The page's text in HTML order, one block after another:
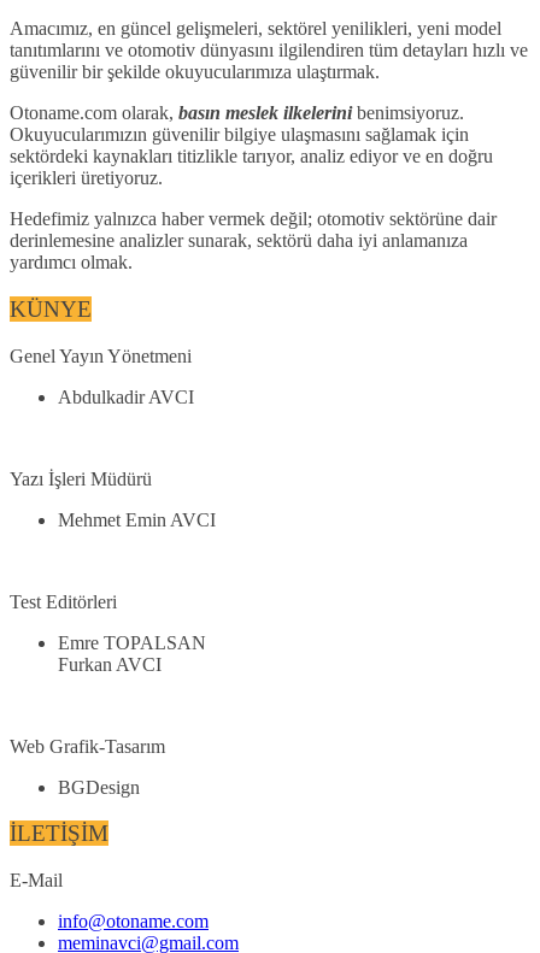
Amacımız, en güncel gelişmeleri, sektörel yenilikleri, yeni model
tanıtımlarını ve otomotiv dünyasını ilgilendiren tüm detayları hızlı ve
güvenilir bir şekilde okuyucularımıza ulaştırmak.
Otoname.com olarak, basın meslek ilkelerinibenimsiyoruz.
Okuyucularımızın güvenilir bilgiye ulaşmasını sağlamak için
sektördeki kaynakları titizlikle tarıyor, analiz ediyor ve en doğru
içerikleri üretiyoruz.
Hedefimiz yalnızca haber vermek değil; otomotiv sektörüne dair
derinlemesine analizler sunarak, sektörü daha iyi anlamanıza
yardımcı olmak.
KÜNYE
Genel Yayın Yönetmeni
Abdulkadir AVCI
Yazı İşleri Müdürü
Mehmet Emin AVCI
Test Editörleri
Emre TOPALSAN
Furkan AVCI
Web Grafik-Tasarım
BGDesign
İLETİŞİM
E-Mail
info@otoname.com
meminavci@gmail.com